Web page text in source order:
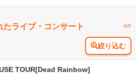
たライブ・コンサート 4件
絞り込む
TOUR[Dead Rainbow]